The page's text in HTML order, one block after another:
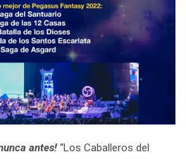
antes! “Los Caballeros del